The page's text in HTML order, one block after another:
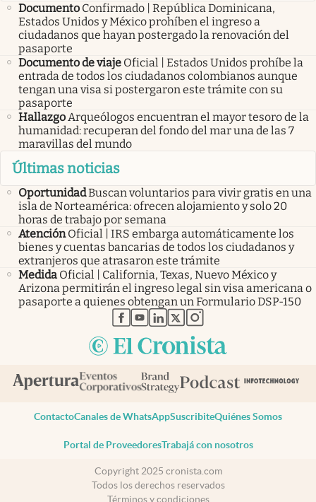
Documento Confirmado | República Dominicana,
Estados Unidos y México prohíben el ingreso a
ciudadanos que hayan postergado la renovación del
pasaporte
Documento de viaje Oficial | Estados Unidos prohíbe la
entrada de todos los ciudadanos colombianos aunque
tengan una visa si postergaron este trámite con su
pasaporte
HallazgoArqueólogos encuentran el mayor tesoro de la
humanidad: recuperan del fondo del mar una de las 7
maravillas del mundo
Últimas noticias
OportunidadBuscan voluntarios para vivir gratis en una
isla de Norteamérica: ofrecen alojamiento y solo 20
horas de trabajo por semana
Atención Oficial | IRS embarga automáticamente los
bienes y cuentas bancarias de todos los ciudadanos y
extranjeros que atrasaron este trámite
Medida Oficial | California, Texas, Nuevo México y
Arizona permitirán el ingreso legal sin visa americana o
pasaporte a quienes obtengan un Formulario DSP-150
abre en nueva pestaña
abre en nueva pestaña
abre en nueva pestaña
abre en nueva pestaña
abre en nueva pestaña
ContactoCanales de WhatsAppSuscribiteQuiénes Somos
Portal de ProveedoresTrabajá con nosotros
Copyright 2025 cronista.com
Todos los derechos reservados
Términos y condiciones